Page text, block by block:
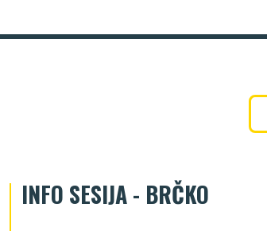
INFO SESIJA - BRČKO